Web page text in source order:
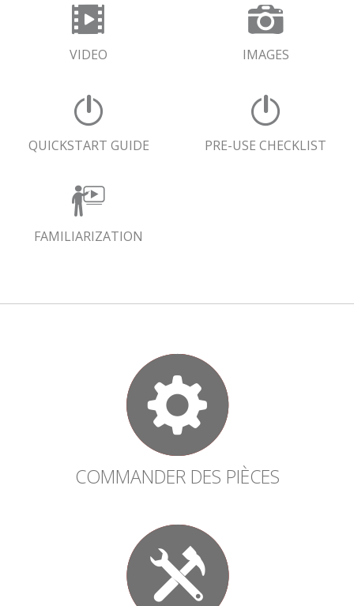
VIDEO IMAGES
QUICKSTART GUIDE PRE-USE CHECKLIST
FAMILIARIZATION
COMMANDER DES PIÈCES